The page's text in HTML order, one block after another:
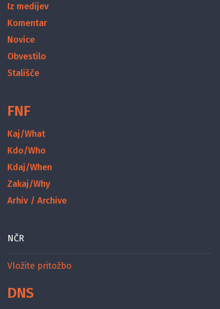
Iz medijev
Komentar
Novice
Obvestilo
Stališče
FNF
Kaj/What
Kdo/Who
Kdaj/When
Zakaj/Why
Arhiv / Archive
NČR
Vložite pritožbo
DNS